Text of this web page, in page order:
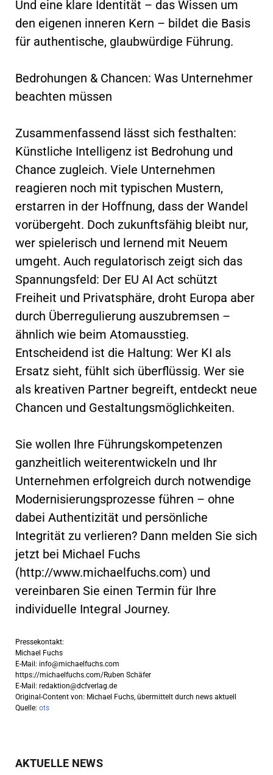
Und eine klare Identität – das Wissen um
den eigenen inneren Kern – bildet die Basis
für authentische, glaubwürdige Führung.
Bedrohungen & Chancen: Was Unternehmer
beachten müssen
Zusammenfassend lässt sich festhalten:
Künstliche Intelligenz ist Bedrohung und
Chance zugleich. Viele Unternehmen
reagieren noch mit typischen Mustern,
erstarren in der Hoffnung, dass der Wandel
vorübergeht. Doch zukunftsfähig bleibt nur,
wer spielerisch und lernend mit Neuem
umgeht. Auch regulatorisch zeigt sich das
Spannungsfeld: Der EU AI Act schützt
Freiheit und Privatsphäre, droht Europa aber
durch Überregulierung auszubremsen –
ähnlich wie beim Atomausstieg.
Entscheidend ist die Haltung: Wer KI als
Ersatz sieht, fühlt sich überflüssig. Wer sie
als kreativen Partner begreift, entdeckt neue
Chancen und Gestaltungsmöglichkeiten.
Sie wollen Ihre Führungskompetenzen
ganzheitlich weiterentwickeln und Ihr
Unternehmen erfolgreich durch notwendige
Modernisierungsprozesse führen – ohne
dabei Authentizität und persönliche
Integrität zu verlieren? Dann melden Sie sich
jetzt bei Michael Fuchs
(http://www.michaelfuchs.com) und
vereinbaren Sie einen Termin für Ihre
individuelle Integral Journey.
Pressekontakt:
Michael Fuchs
E-Mail: info@michaelfuchs.com
https://michaelfuchs.com/Ruben Schäfer
E-Mail: redaktion@dcfverlag.de
Original-Content von: Michael Fuchs, übermittelt durch news aktuell
Quelle: ots
AKTUELLE NEWS